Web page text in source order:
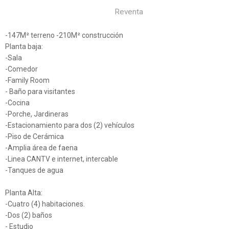
Reventa
-147M² terreno -210M² construcción
Planta baja:
-Sala
-Comedor
-Family Room
- Baño para visitantes
-Cocina
-Porche, Jardineras
-Estacionamiento para dos (2) vehículos
-Piso de Cerámica
-Amplia área de faena
-Linea CANTV e internet, intercable
-Tanques de agua
Planta Alta:
-Cuatro (4) habitaciones.
-Dos (2) baños
- Estudio